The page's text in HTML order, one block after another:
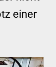
einer